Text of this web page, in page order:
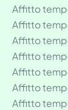
Affitto
Affitto
Affitto
Affitto
Affitto
Affitto
Affitto